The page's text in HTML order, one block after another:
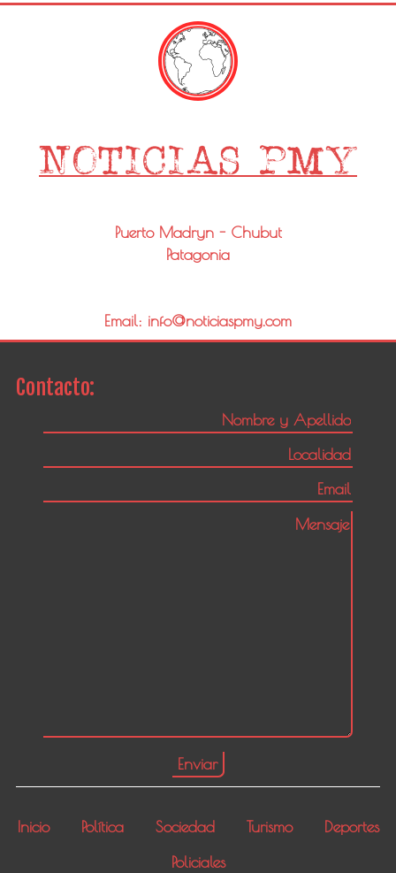
Puerto Madryn - Chubut
Patagonia
Email: info@noticiaspmy.com
Contacto:
Inicio Política Sociedad Turismo
Deportes
Policiales